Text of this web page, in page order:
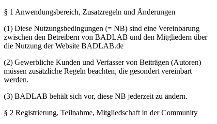
§ 1 Anwendungsbereich, Zusatzregeln und Änderungen
(1) Diese Nutzungsbedingungen (= NB) sind eine Vereinbarung
zwischen den Betreibern von BADLAB und den Mitgliedern über
die Nutzung der Website BADLAB.de
(2) Gewerbliche Kunden und Verfasser von Beiträgen (Autoren)
müssen zusätzliche Regeln beachten, die gesondert vereinbart
werden.
(3) BADLAB behält sich vor, diese NB jederzeit zu ändern.
§ 2 Registrierung, Teilnahme, Mitgliedschaft in der Community